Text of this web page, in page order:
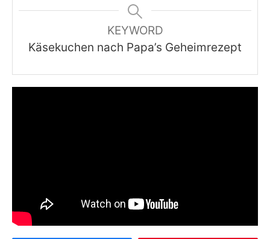
KEYWORD
Käsekuchen nach Papa’s Geheimrezept